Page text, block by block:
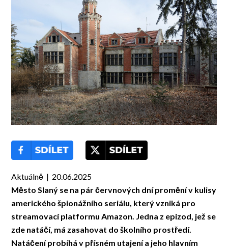
Aktuálně | 20.06.2025
Město Slaný se na pár červnových dní promění v kulisy
amerického špionážního seriálu, který vzniká pro
streamovací platformu Amazon. Jedna z epizod, jež se
zde natáčí, má zasahovat do školního prostředí.
Natáčení probíhá v přísném utajení a jeho hlavním